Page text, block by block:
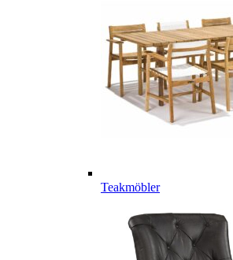
Teakmöbler